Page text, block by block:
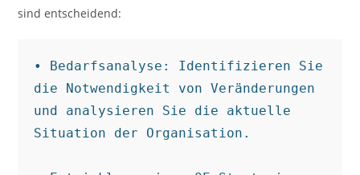
sind entscheidend:
• Bedarfsanalyse: Identifizieren Sie
die Notwendigkeit von Veränderungen
und analysieren Sie die aktuelle
Situation der Organisation.